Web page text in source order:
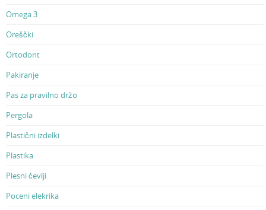
Omega 3
Oreščki
Ortodont
Pakiranje
Pas za pravilno držo
Pergola
Plastični izdelki
Plastika
Plesni čevlji
Poceni elekrika